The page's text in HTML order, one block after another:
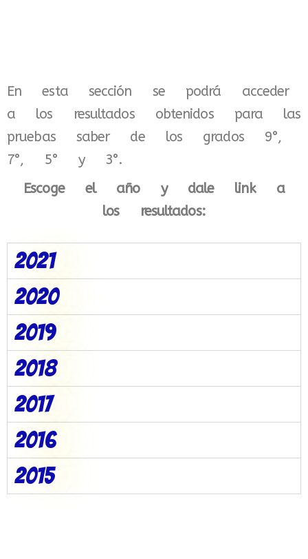
En esta sección se podrá acceder
a los resultados obtenidos para las
pruebas saber de los grados 9°,
7°, 5° y 3°.
Escoge el año y dale link a
los resultados:
2021
2020
2019
2018
2017
2016
2015